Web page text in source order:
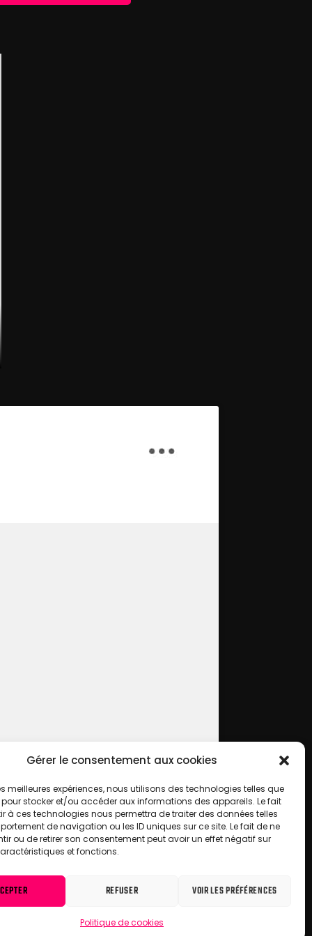
Gérer le consentement aux cookies
meilleures expériences, nous utilisons des technologies telles que
stocker et/ou accéder aux informations des appareils. Le fait
à ces technologies nous permettra de traiter des données telles
de navigation ou les ID uniques sur ce site. Le fait de ne
ou de retirer son consentement peut avoir un effet négatif sur
et fonctions.
REFUSER VOIR LES PRÉFÉRENCES
Politique de cookies